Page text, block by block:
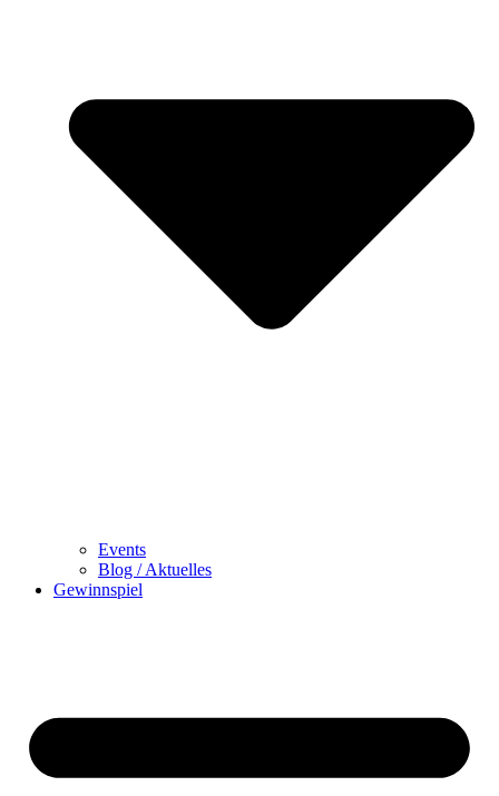
Events
Blog / Aktuelles
Gewinnspiel